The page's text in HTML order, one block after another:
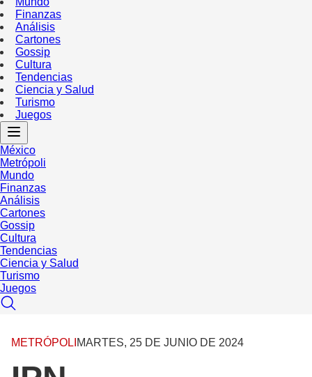
Finanzas
Análisis
Cartones
Gossip
Cultura
Tendencias
Ciencia y Salud
Turismo
Juegos
México
Metrópoli
Mundo
Finanzas
Análisis
Cartones
Gossip
Cultura
Tendencias
Ciencia y Salud
Turismo
Juegos
METRÓPOLI MARTES, 25 DE JUNIO DE 2024